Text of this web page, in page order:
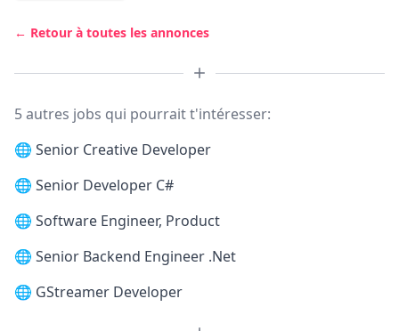
← Retour à toutes les annonces
5 autres jobs qui pourrait t'intéresser:
🌐 Senior Creative Developer
🌐 Senior Developer C#
🌐 Software Engineer, Product
🌐 Senior Backend Engineer .Net
🌐 GStreamer Developer